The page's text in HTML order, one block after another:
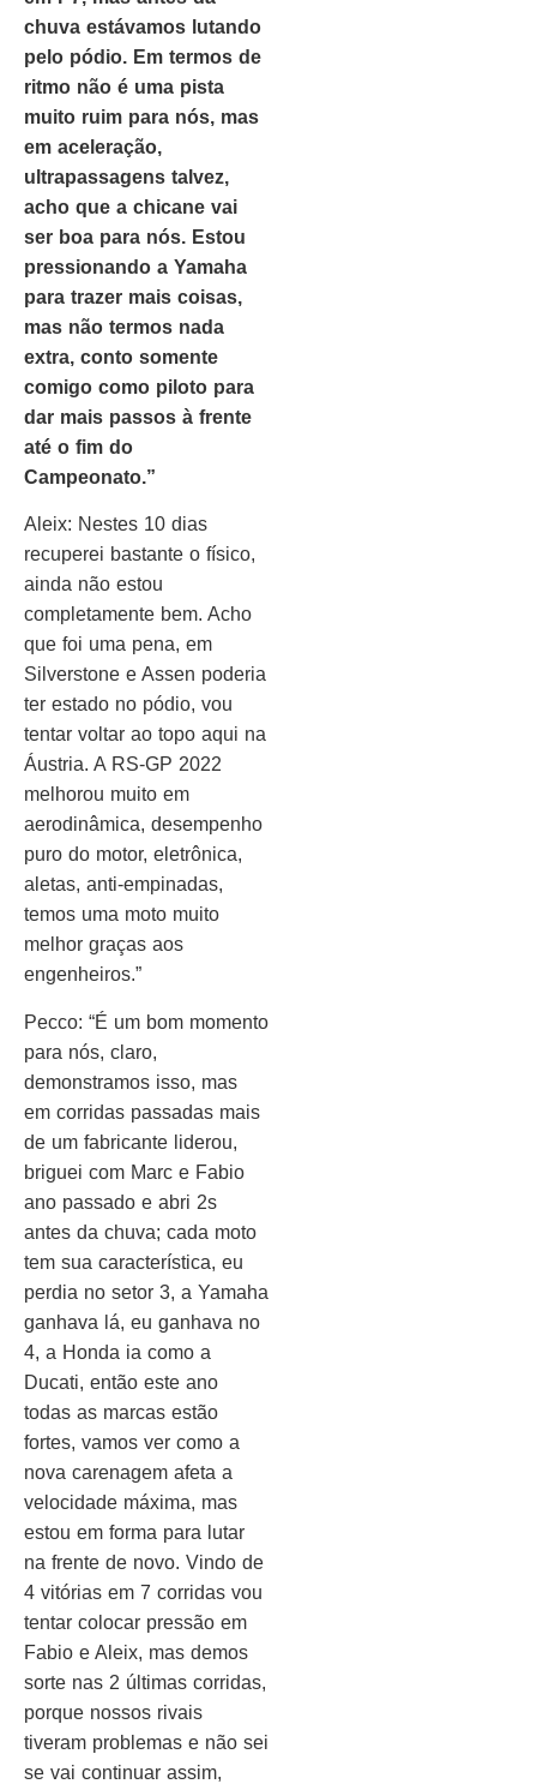
chuva estávamos lutando
pelo pódio. Em termos de
ritmo não é uma pista
muito ruim para nós, mas
em aceleração,
ultrapassagens talvez,
acho que a chicane vai
ser boa para nós. Estou
pressionando a Yamaha
para trazer mais coisas,
mas não termos nada
extra, conto somente
comigo como piloto para
dar mais passos à frente
até o fim do
Campeonato.”
Aleix: Nestes 10 dias
recuperei bastante o físico,
ainda não estou
completamente bem. Acho
que foi uma pena, em
Silverstone e Assen poderia
ter estado no pódio, vou
tentar voltar ao topo aqui na
Áustria. A RS-GP 2022
melhorou muito em
aerodinâmica, desempenho
puro do motor, eletrônica,
aletas, anti-empinadas,
temos uma moto muito
melhor graças aos
engenheiros.”
Pecco: “É um bom momento
para nós, claro,
demonstramos isso, mas
em corridas passadas mais
de um fabricante liderou,
briguei com Marc e Fabio
ano passado e abri 2s
antes da chuva; cada moto
tem sua característica, eu
perdia no setor 3, a Yamaha
ganhava lá, eu ganhava no
4, a Honda ia como a
Ducati, então este ano
todas as marcas estão
fortes, vamos ver como a
nova carenagem afeta a
velocidade máxima, mas
estou em forma para lutar
na frente de novo. Vindo de
4 vitórias em 7 corridas vou
tentar colocar pressão em
Fabio e Aleix, mas demos
sorte nas 2 últimas corridas,
porque nossos rivais
tiveram problemas e não sei
se vai continuar assim,